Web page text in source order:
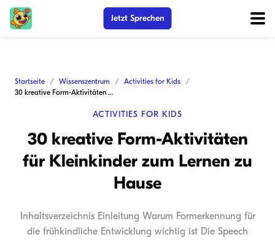
Jetzt Sprechen
Startseite Wissenszentrum
Activities for Kids
30 kreative Form-Aktivitäten für Kleinkinder zum Lernen zu Hause
ACTIVITIES FOR KIDS
30 kreative Form-Aktivitäten
für Kleinkinder zum Lernen zu
Hause
Inhaltsverzeichnis Einleitung Warum Formerkennung für
die frühkindliche Entwicklung wichtig ist Die Speech